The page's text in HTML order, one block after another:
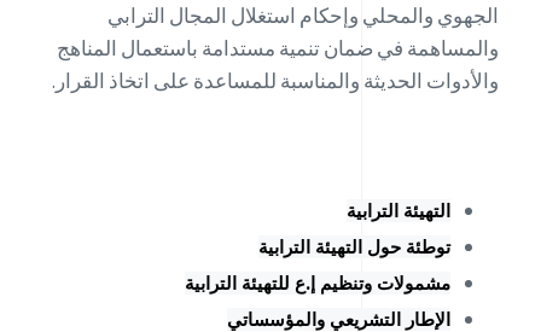
التهيئة الترابية
توطئة حول التهيئة الترابية
مشمولات وتنظيم إ.ع للتهيئة الترابية
الإطار التشريعي والمؤسساتي
الجهوي والمحلي وإحكام استغلال المجال الترابي
والمساهمة في ضمان تنمية مستدامة باستعمال المناهج
والأدوات الحديثة والمناسبة للمساعدة على اتخاذ القرار.